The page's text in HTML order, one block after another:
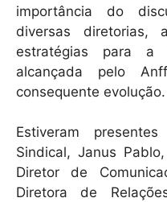
importância do
diversas diretorias,
estratégias para a
alcançada pelo
consequente evolução.
Estiveram
Sindical, Janus
Diretor de
Diretora de